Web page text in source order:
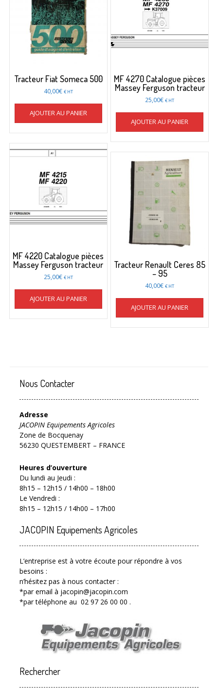
Tracteur Fiat Someca 500
40,00€ € HT
AJOUTER AU PANIER
MF 4270 Catalogue pièces
Massey Ferguson tracteur
25,00€ € HT
AJOUTER AU PANIER
MF 4220 Catalogue pièces
Massey Ferguson tracteur
25,00€ € HT
AJOUTER AU PANIER
Tracteur Renault Ceres 85
– 95
40,00€ € HT
AJOUTER AU PANIER
Nous Contacter
Adresse
JACOPIN Equipements Agricoles
Zone de Bocquenay
56230 QUESTEMBERT – FRANCE
Heures d’ouverture
Du lundi au Jeudi :
8h15 – 12h15 / 14h00 – 18h00
Le Vendredi :
8h15 – 12h15 / 14h00 – 17h00
JACOPIN Equipements Agricoles
L’entreprise est à votre écoute pour répondre à vos
besoins :
n’hésitez pas à nous contacter :
*par email à jacopin@jacopin.com
*par téléphone au 02 97 26 00 00 .
Rechercher